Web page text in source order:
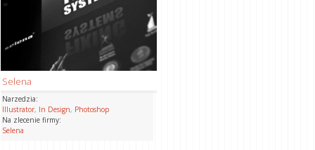
Selena
Narzedzia:
Illustrator, In Design, Photoshop
Na zlecenie firmy:
Selena